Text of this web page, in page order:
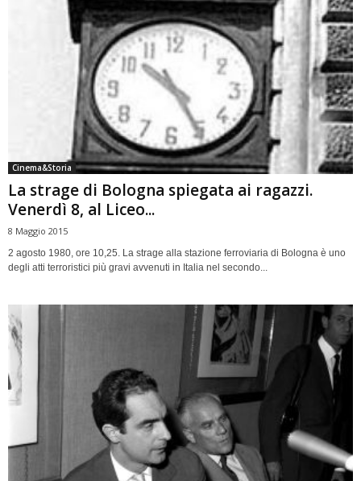
Cinema&Storia
La strage di Bologna spiegata ai ragazzi.
Venerdì 8, al Liceo...
8 Maggio 2015
2 agosto 1980, ore 10,25. La strage alla stazione ferroviaria di Bologna è uno
degli atti terroristici più gravi avvenuti in Italia nel secondo...